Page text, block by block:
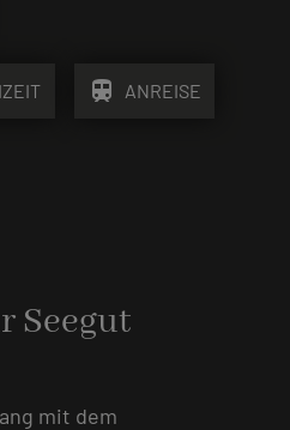
train ANREISE
Seegut
mit dem